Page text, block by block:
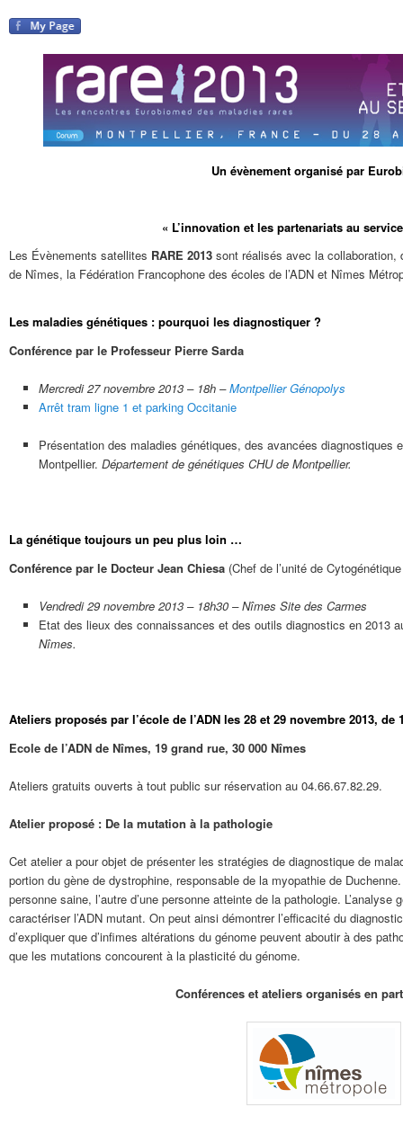
Un évènement organisé par
« L’innovation et les partenariats au
Les Évènements satellites RARE 2013 sont réalisés avec la collaboration,
de Nîmes, la Fédération Francophone des écoles de l’ADN et Nîmes
Les maladies génétiques : pourquoi les diagnostiquer ?
Conférence par le Professeur Pierre Sarda
Mercredi 27 novembre 2013 – 18h – Montpellier Génopolys
Arrêt tram ligne 1 et parking Occitanie
Présentation des maladies génétiques, des avancées diagnostiques
Montpellier. Département de génétiques CHU de Montpellier.
La génétique toujours un peu plus loin …
Conférence par le Docteur Jean Chiesa (Chef de l’unité de
Vendredi 29 novembre 2013 – 18h30 – Nîmes Site des Carmes
Etat des lieux des connaissances et des outils diagnostics en 2013
Nîmes.
Ateliers proposés par l’école de l’ADN les 28 et 29 novembre 2013, de
Ecole de l’ADN de Nîmes, 19 grand rue, 30 000 Nîmes
Ateliers gratuits ouverts à tout public sur réservation au 04.66.67.82.29.
Atelier proposé : De la mutation à la pathologie
Cet atelier a pour objet de présenter les stratégies de diagnostique de
portion du gène de dystrophine, responsable de la myopathie de
personne saine, l’autre d’une personne atteinte de la pathologie.
caractériser l’ADN mutant. On peut ainsi démontrer l’efficacité du
d’expliquer que d’infimes altérations du génome peuvent aboutir à des
que les mutations concourent à la plasticité du génome.
Conférences et ateliers organisés en